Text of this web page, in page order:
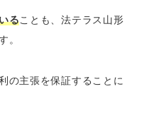
ることも、法テラス山形
。
の主張を保証することに